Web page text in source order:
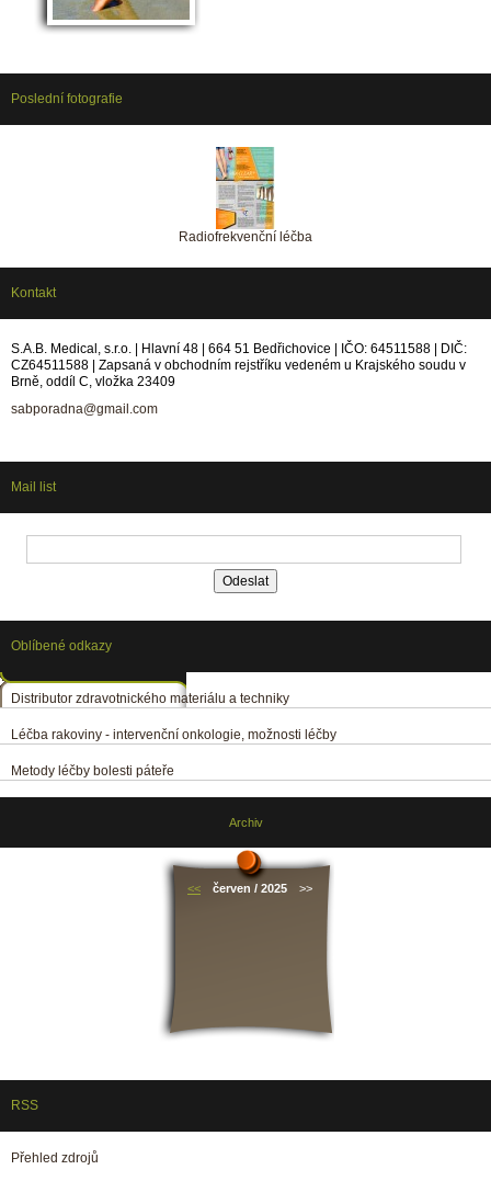
Poslední fotografie
Radiofrekvenční léčba
Kontakt
S.A.B. Medical, s.r.o. | Hlavní 48 | 664 51 Bedřichovice | IČO: 64511588 | DIČ:
CZ64511588 | Zapsaná v obchodním rejstříku vedeném u Krajského soudu v
Brně, oddíl C, vložka 23409
sabporadna@gmail.com
Mail list
Oblíbené odkazy
Distributor zdravotnického materiálu a techniky
Léčba rakoviny - intervenční onkologie, možnosti léčby
Metody léčby bolesti páteře
Archiv
<< červen / 2025 >>
RSS
Přehled zdrojů